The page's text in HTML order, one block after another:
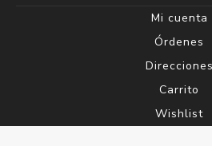
Mi cuenta
Órdenes
Direcciones
Carrito
Wishlist